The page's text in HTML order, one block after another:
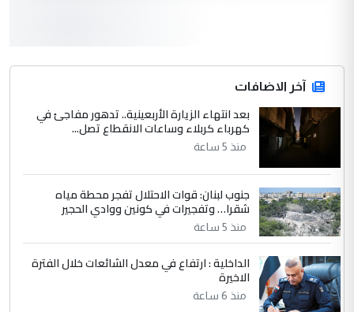
التعليق : قرار مستعجل جدا ولامصلحة فيه
للوزاره ولا للمواطن القرار الصائب يكون بعد
الاستماع للمدير ومغرفة ...
الموضوع :
وزير الصحة يعفي مدير مستشفى الكرخ
العام في بغداد
4 سردار
التعليق : واحد من عصابة علي ماما يسقط
جنسية الرافد الثالث للعراق ومن اصول عريقة
ابا فرات ...
الموضوع :
الجواهري يرد على صدام حسين سل
مضجعيك يابن الزنا (نص كامل)
آخر الاضافات
بعد انتهاء الزيارة الأربعينية.. تدهور مفاجئ في
كهرباء كربلاء وساعات الانقطاع تصل...
منذ 5 ساعة
جنوب لبنان: قوات الاحتلال تفجر محطة مياه
شقرا… وتفجيرات في كونين ووادي الحجير
منذ 5 ساعة
الداخلية : ارتفاع في معدل الشائعات خلال الفترة
الاخيرة
منذ 6 ساعة